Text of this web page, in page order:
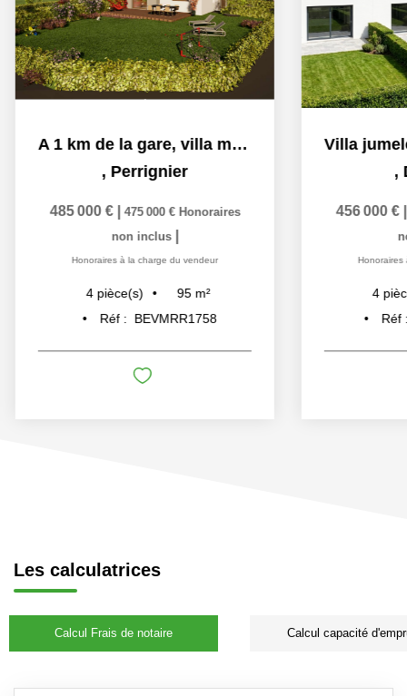
A 1 km de la gare, villa mitoyenne neuve
, Perrignier
485 000 € 475 000 € Honoraires
non inclus
Honoraires à la charge du vendeur
4 pièce(s) 95 m²
Réf : BEVMRR1758
,
456 000 €
Honoraires
4
Réf
Les calculatrices
Calcul Frais de notaire Calcul capacité